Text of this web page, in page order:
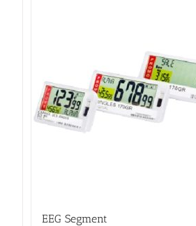
EEG Segment